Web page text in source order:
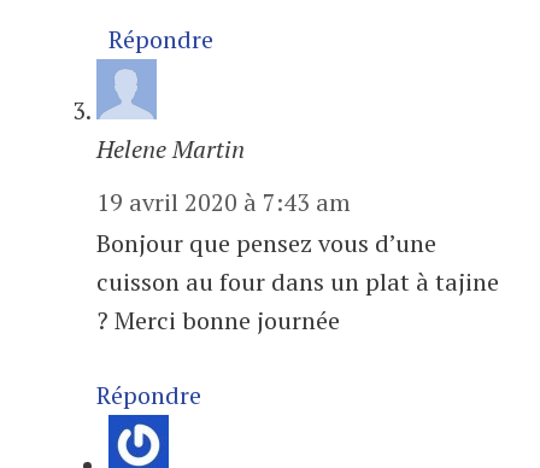
Répondre
Helene Martin
19 avril 2020 à 7:43 am
Bonjour que pensez vous d’une
cuisson au four dans un plat à tajine
? Merci bonne journée
Répondre